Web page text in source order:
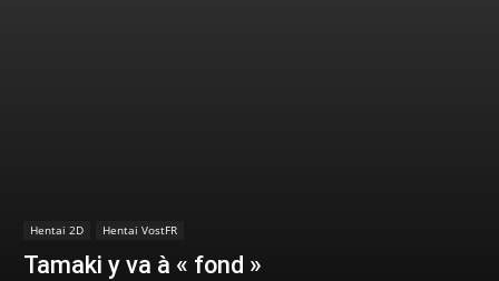
Hentai 2D Hentai VostFR
Tamaki y va à « fond »